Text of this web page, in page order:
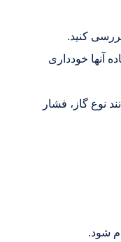
کنید.
آنها خودداری
نوع گاز، فشار
شود.